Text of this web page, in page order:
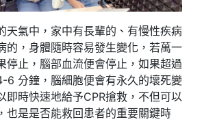
天氣中，家中有長輩的、有慢性疾病
的，身體隨時容易發生變化，若萬一
停止，腦部血流便會停止，如果超過
6 分鐘，腦細胞便會有永久的壞死變
即時快速地給予CPR搶救，不但可以
也是是否能救回患者的重要關鍵時